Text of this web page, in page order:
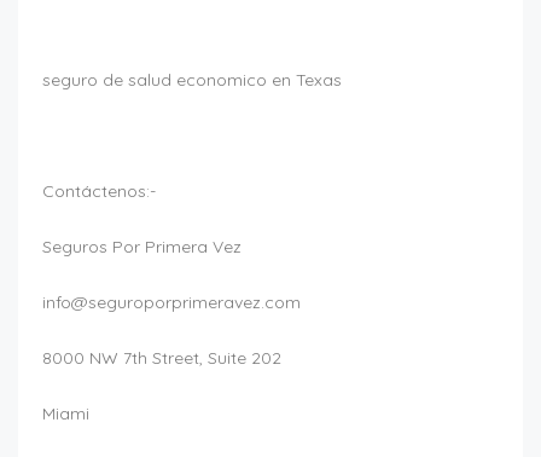
seguro de salud economico en Texas
Contáctenos:-
Seguros Por Primera Vez
info@seguroporprimeravez.com
8000 NW 7th Street, Suite 202
Miami